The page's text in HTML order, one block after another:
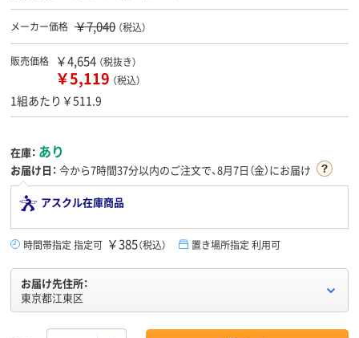
メーカー価格 ￥7,040 （税込）
販売価格 ￥4,654 （税抜き）
￥5,119 （税込）
1組あたり￥511.9
在庫： あり
お届け日： 今から7時間37分以内のご注文で、8月7日（金）にお届け
アスクル在庫商品
時間帯指定 指定可 ￥385（税込） 置き場所指定 利用可
お届け先住所：
東京都江東区